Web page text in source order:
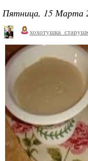
Пятница, 15 Марта